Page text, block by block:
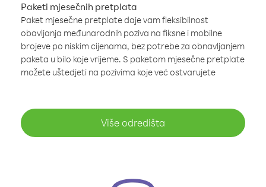
Paketi mjesečnih pretplata
Paket mjesečne pretplate daje vam fleksibilnost
obavljanja međunarodnih poziva na fiksne i mobilne
brojeve po niskim cijenama, bez potrebe za obnavljanjem
paketa u bilo koje vrijeme. S paketom mjesečne pretplate
možete uštedjeti na pozivima koje već ostvarujete
Više odredišta